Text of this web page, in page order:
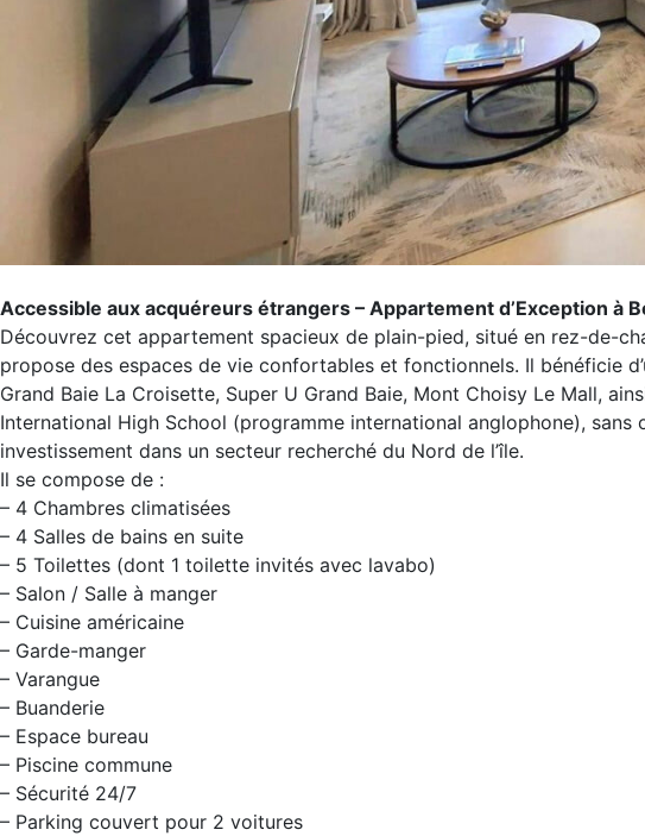
Accessible aux acquéreurs étrangers – Appartement d’Exception à
Découvrez cet appartement spacieux de plain-pied, situé en rez-de-
propose des espaces de vie confortables et fonctionnels. Il bénéficie
Grand Baie La Croisette, Super U Grand Baie, Mont Choisy Le Mall,
International High School (programme international anglophone),
investissement dans un secteur recherché du Nord de l’île.
Il se compose de :
– 4 Chambres climatisées
– 4 Salles de bains en suite
– 5 Toilettes (dont 1 toilette invités avec lavabo)
– Salon / Salle à manger
– Cuisine américaine
– Garde-manger
– Varangue
– Buanderie
– Espace bureau
– Piscine commune
– Sécurité 24/7
– Parking couvert pour 2 voitures